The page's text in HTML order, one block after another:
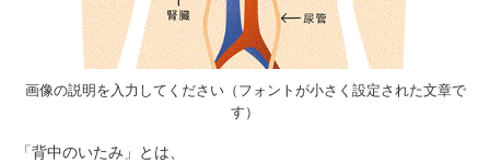
画像の説明を入力してください（フォントが小さく設定された文章で
す）
「背中のいたみ」とは、